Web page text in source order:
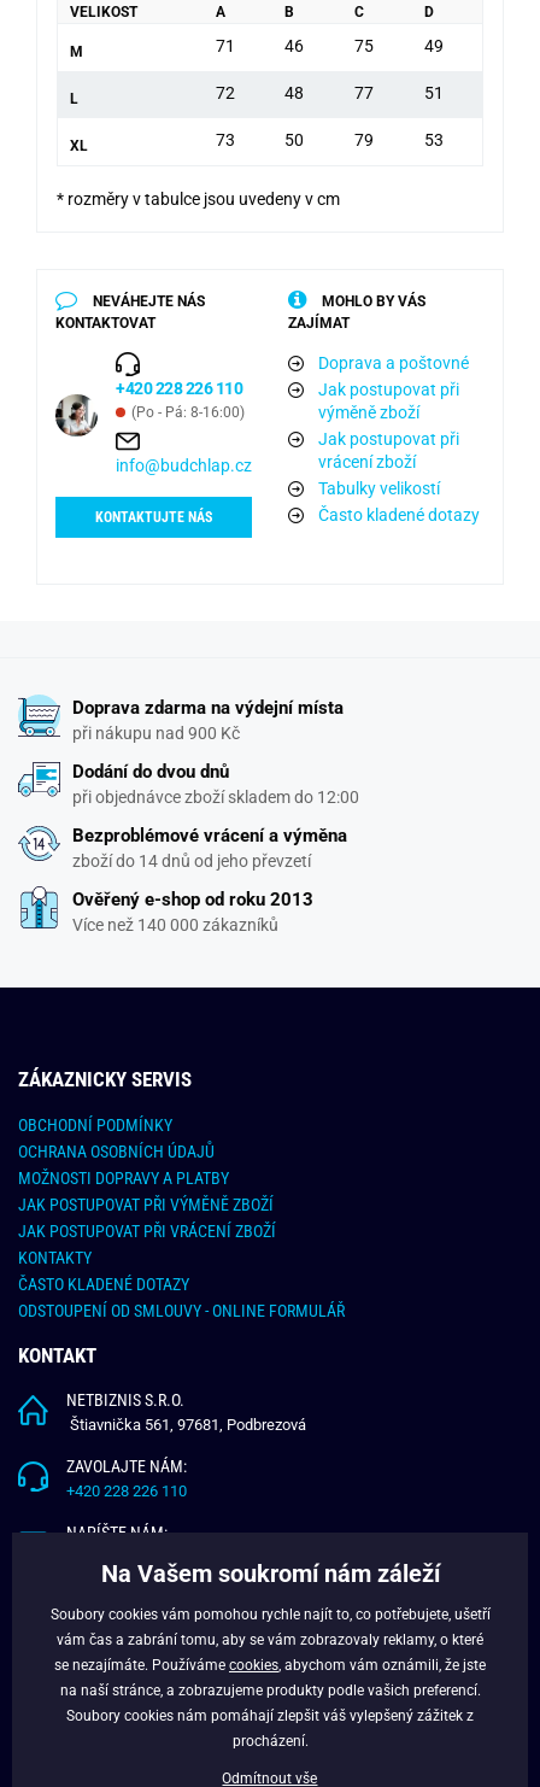
VELIKOST A B C D
M 71 46 75 49
L 72 48 77 51
XL 73 50 79 53
* rozměry v tabulce jsou uvedeny v cm
NEVÁHEJTE NÁS
KONTAKTOVAT
+420 228 226 110
(Po - Pá: 8-16:00)
info@budchlap.cz
KONTAKTUJTE NÁS
MOHLO BY VÁS
ZAJÍMAT
Doprava a poštovné
Jak postupovat při
výměně zboží
Jak postupovat při
vrácení zboží
Tabulky velikostí
Často kladené dotazy
Doprava zdarma na výdejní místa
při nákupu nad 900 Kč
Dodání do dvou dnů
při objednávce zboží skladem do 12:00
Bezproblémové vrácení a výměna
zboží do 14 dnů od jeho převzetí
Ověřený e-shop od roku 2013
Více než 140 000 zákazníků
ZÁKAZNICKY SERVIS
OBCHODNÍ PODMÍNKY
OCHRANA OSOBNÍCH ÚDAJŮ
MOŽNOSTI DOPRAVY A PLATBY
JAK POSTUPOVAT PŘI VÝMĚNĚ ZBOŽÍ
JAK POSTUPOVAT PŘI VRÁCENÍ ZBOŽÍ
KONTAKTY
ČASTO KLADENÉ DOTAZY
ODSTOUPENÍ OD SMLOUVY - ONLINE FORMULÁŘ
KONTAKT
NETBIZNIS S.R.O.
Štiavnička 561, 97681, Podbrezová
ZAVOLAJTE NÁM:
+420 228 226 110
NAPÍŠTE NÁM:
O NÁS
VĚRNOSTNÍ PROGRAM
Na Vašem soukromí nám záleží
Soubory cookies vám pomohou rychle najít to, co potřebujete, ušetří
vám čas a zabrání tomu, aby se vám zobrazovaly reklamy, o které
se nezajímáte. Používáme cookies , abychom vám oznámili, že jste
na naší stránce, a zobrazujeme produkty podle vašich preferencí.
Soubory cookies nám pomáhají zlepšit váš vylepšený zážitek z
procházení.
Odmítnout vše